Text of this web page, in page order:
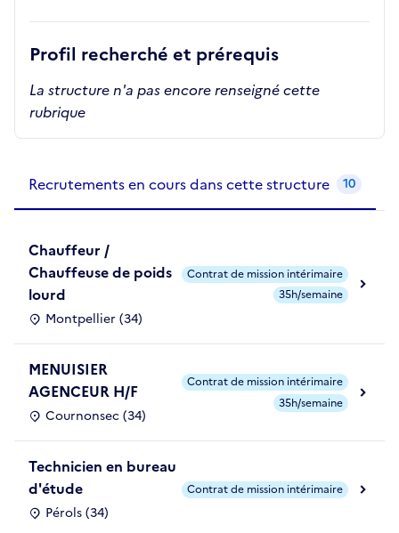
Profil recherché et prérequis
La structure n'a pas encore renseigné cette
rubrique
Recrutements en cours dans cette structure 10
Chauffeur /
Chauffeuse de poids
lourd
Montpellier (34)
Contrat de mission intérimaire
35h/semaine
MENUISIER
AGENCEUR H/F
Cournonsec (34)
Contrat de mission intérimaire
35h/semaine
Technicien en bureau
d'étude
Pérols (34)
Contrat de mission intérimaire